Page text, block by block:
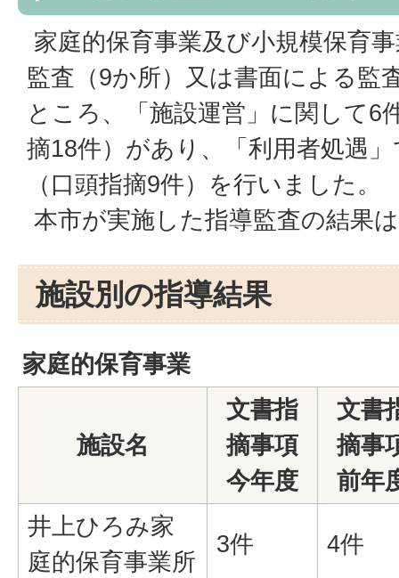
家庭的保育事業及び小規模保育
監査（9か所）又は書面による監
ところ、「施設運営」に関して6
摘18件）があり、「利用者処遇
（口頭指摘9件）を行いました。
本市が実施した指導監査の結果
施設別の指導結果
家庭的保育事業
施設名
文書指
摘事項
今年度
文書
摘事
前年
井上ひろみ家
庭的保育事業所
3件 4件